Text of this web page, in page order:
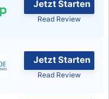
Jetzt Starten
Read Review
Jetzt Starten
Read Review